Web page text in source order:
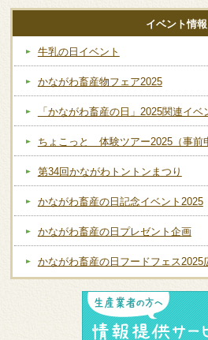
イベント情報
牛乳の日イベント
かながわ畜産物フェア2025
「かながわ畜産の日」2025関連イベ
ちょこっと 体験ツアー2025（事前
第34回かながわトントンまつり
かながわ畜産の日記念イベント2025
かながわ畜産の日プレゼント企画
かながわ畜産の日フードフェス2025